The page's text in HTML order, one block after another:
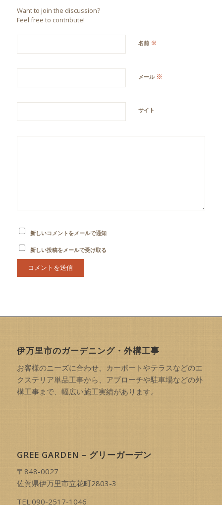
Want to join the discussion?
Feel free to contribute!
名前 ※
メール ※
サイト
新しいコメントをメールで通知
新しい投稿をメールで受け取る
伊万里市のガーデニング・外構工事
お客様のニーズに合わせ、カーポートやテラスなどのエ
クステリア単品工事から、アプローチや駐車場などの外
構工事まで、幅広い施工実績があります。
GREE GARDEN – グリーガーデン
〒848-0027
佐賀県伊万里市立花町2803-3
TEL:090-2517-1046